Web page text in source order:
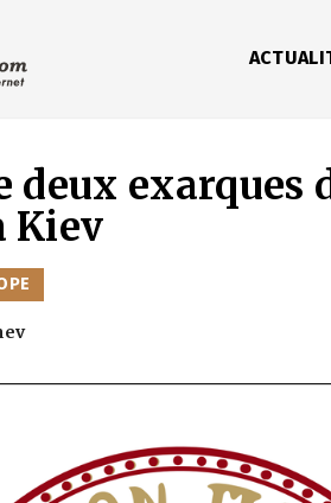
deux exarques
Kiev